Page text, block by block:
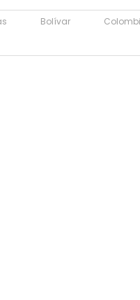
Bolívar